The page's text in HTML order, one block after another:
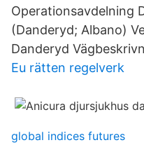
Operationsavdelning
(Danderyd; Albano)
Danderyd
Eu rätten regelverk
global indices futures